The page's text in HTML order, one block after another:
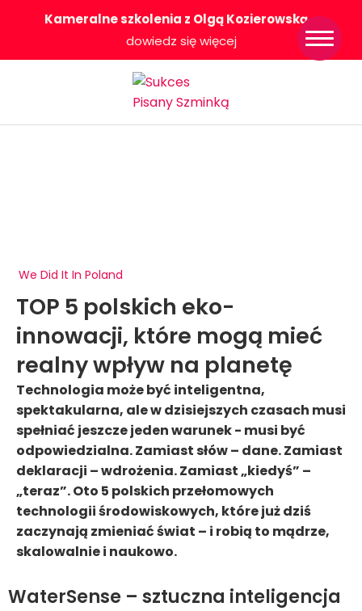
Kameralne szkolenia z Olgą Kozierowską-
dowiedz się więcej
We Did It In Poland
TOP 5 polskich eko-
innowacji, które mogą mieć
realny wpływ na planetę
Technologia może być inteligentna,
spektakularna, ale w dzisiejszych czasach musi
spełniać jeszcze jeden warunek - musi być
odpowiedzialna. Zamiast słów – dane. Zamiast
deklaracji – wdrożenia. Zamiast „kiedyś” –
„teraz”. Oto 5 polskich przełomowych
technologii środowiskowych, które już dziś
zaczynają zmieniać świat – i robią to mądrze,
skalowalnie i naukowo.
WaterSense – sztuczna inteligencja
Strona główna
Konkurs Sukces
Pisany Szminką
Wsparcie dla